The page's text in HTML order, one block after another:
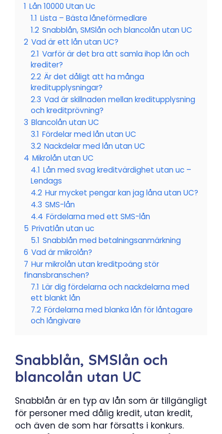
1 Lån 10000 Utan Uc
1.1 Lista – Bästa låneförmedlare
1.2 Snabblån, SMSlån och blancolån utan UC
2 Vad är ett lån utan UC?
2.1 Varför är det bra att samla ihop lån och
krediter?
2.2 Är det dåligt att ha många
kreditupplysningar?
2.3 Vad är skillnaden mellan kreditupplysning
och kreditprövning?
3 Blancolån utan UC
3.1 Fördelar med lån utan UC
3.2 Nackdelar med lån utan UC
4 Mikrolån utan UC
4.1 Lån med svag kreditvärdighet utan uc –
Lendags
4.2 Hur mycket pengar kan jag låna utan UC?
4.3 SMS-lån
4.4 Fördelarna med ett SMS-lån
5 Privatlån utan uc
5.1 Snabblån med betalningsanmärkning
6 Vad är mikrolån?
7 Hur mikrolån utan kreditpoäng stör
finansbranschen?
7.1 Lär dig fördelarna och nackdelarna med
ett blankt lån
7.2 Fördelarna med blanka lån för låntagare
och långivare
Snabblån, SMSlån och
blancolån utan UC
Snabblån är en typ av lån som är tillgängligt
för personer med dålig kredit, utan kredit,
och även de som har försatts i konkurs.